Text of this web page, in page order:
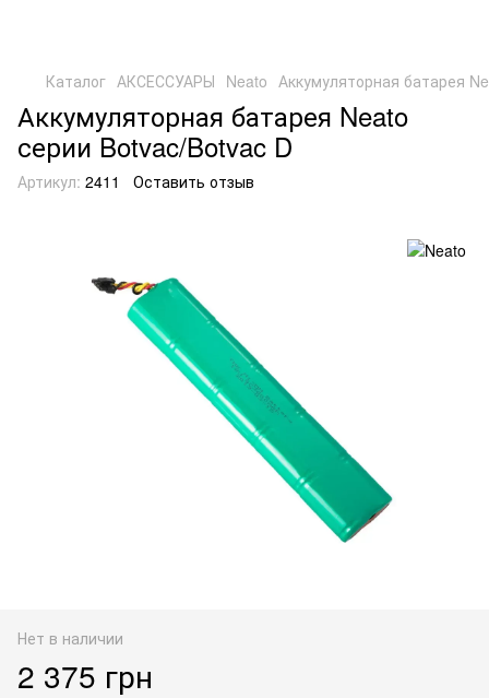
Каталог АКСЕССУАРЫ Neato Аккумуляторная батарея
Аккумуляторная батарея Neato
серии Botvac/Botvac D
Артикул: 2411 Оставить отзыв
Нет в наличии
2 375 грн